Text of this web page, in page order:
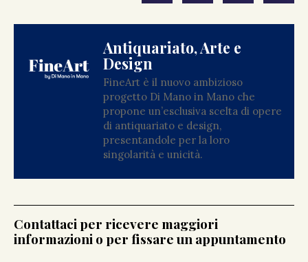
Antiquariato, Arte e
Design
FineArt è il nuovo ambizioso
progetto Di Mano in Mano che
propone un’esclusiva scelta di opere
di antiquariato e design,
presentandole per la loro
singolarità e unicità.
Contattaci per ricevere maggiori
informazioni o per fissare un appuntamento